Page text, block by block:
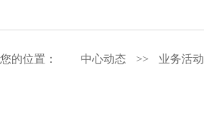
您的位置： 中心动态 >> 业务活动